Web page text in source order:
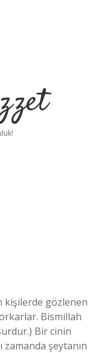
kişilerde gözlenen
Bismillah
Bir cinin
şeytanın